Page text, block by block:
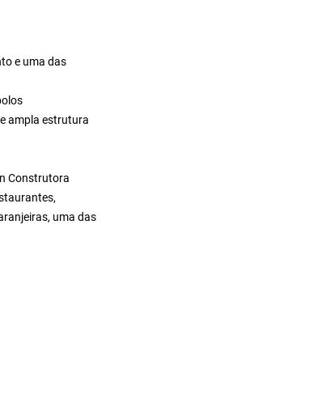
e uma das
ampla estrutura
Construtora
uma das